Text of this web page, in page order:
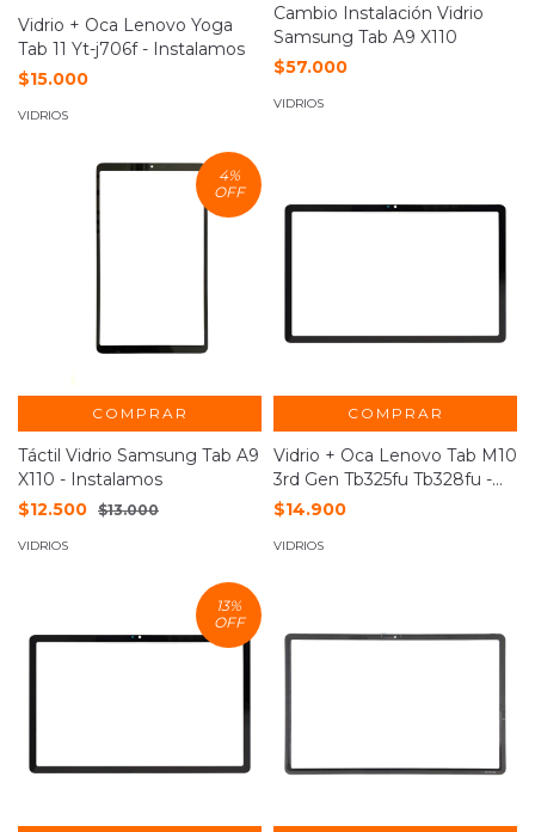
Vidrio + Oca Lenovo Yoga
Tab 11 Yt-j706f - Instalamos
$15.000
VIDRIOS
Cambio Instalación Vidrio
Samsung Tab A9 X110
$57.000
VIDRIOS
4%
OFF
COMPRAR
Táctil Vidrio Samsung Tab A9
X110 - Instalamos
$12.500 $13.000
VIDRIOS
COMPRAR
Vidrio + Oca Lenovo Tab M10
3rd Gen Tb325fu Tb328fu -
Nuñez
$14.900
VIDRIOS
13%
OFF